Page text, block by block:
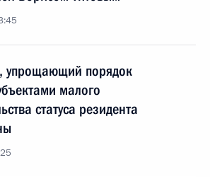
упрощающий порядок
малого
статуса резидента